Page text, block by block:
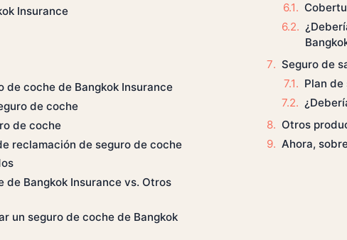
Insurance
de coche de Bangkok Insurance
de coche
de coche
reclamación de seguro de coche
de Bangkok Insurance vs. Otros
un seguro de coche de Bangkok
Seguro de
Plan
Otros
Ahora,